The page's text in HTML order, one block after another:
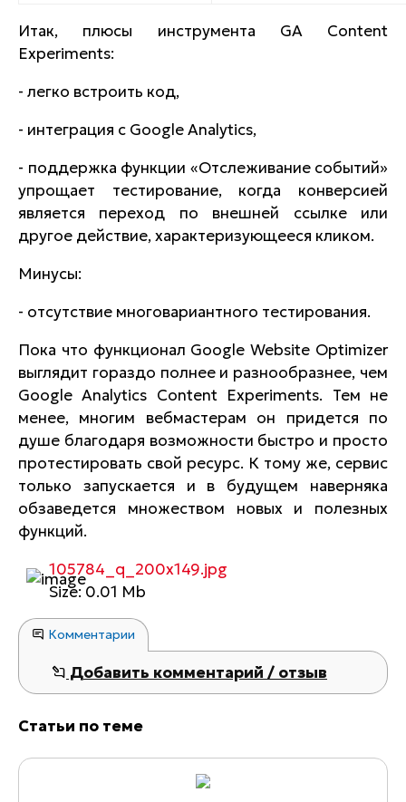
Итак, плюсы инструмента GA Content
Experiments:
- легко встроить код,
- интеграция с Google Analytics,
- поддержка функции «Отслеживание событий»
упрощает тестирование, когда конверсией
является переход по внешней ссылке или
другое действие, характеризующееся кликом.
Минусы:
- отсутствие многовариантного тестирования.
Пока что функционал Google Website Optimizer
выглядит гораздо полнее и разнообразнее, чем
Google Analytics Content Experiments. Тем не
менее, многим вебмастерам он придется по
душе благодаря возможности быстро и просто
протестировать свой ресурс. К тому же, сервис
только запускается и в будущем наверняка
обзаведется множеством новых и полезных
функций.
105784_q_200x149.jpg
Size: 0.01 Mb
Комментарии
Добавить комментарий / отзыв
Статьи по теме